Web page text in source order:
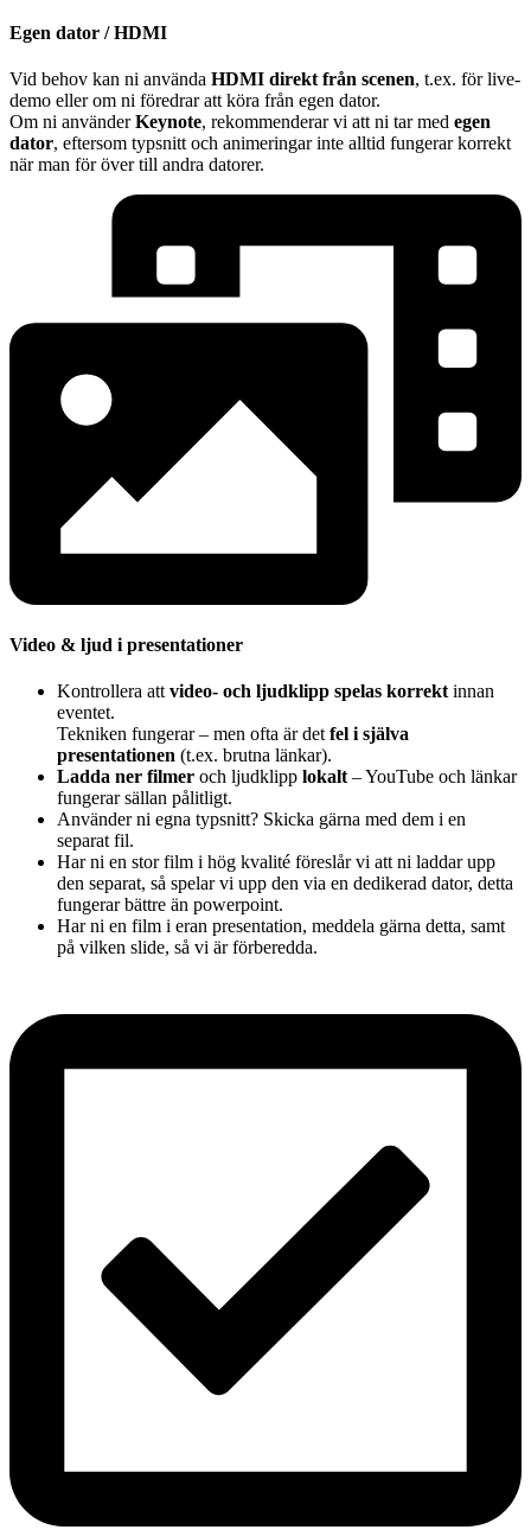
Egen dator / HDMI
Vid behov kan ni använda HDMI direkt från scenen, t.ex. för live-
demo eller om ni föredrar att köra från egen dator.
Om ni använderKeynote, rekommenderar vi att ni tar med egen
dator, eftersom typsnitt och animeringar inte alltid fungerar korrekt
när man för över till andra datorer.
Video & ljud i presentationer
Kontrollera att video- och ljudklipp spelas korrekt innan
eventet.
Tekniken fungerar – men ofta är det fel i själva
presentationen (t.ex. brutna länkar).
Ladda ner filmer och ljudklipp lokalt – YouTube och länkar
fungerar sällan pålitligt.
Använder ni egna typsnitt? Skicka gärna med dem i en
separat fil.
Har ni en stor film i hög kvalité föreslår vi att ni laddar upp
den separat, så spelar vi upp den via en dedikerad dator, detta
fungerar bättre än powerpoint.
Har ni en film i eran presentation, meddela gärna detta, samt
på vilken slide, så vi är förberedda.